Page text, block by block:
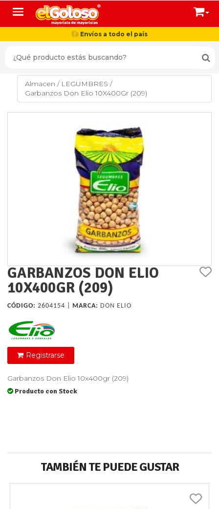
Toggle navigation
Envíos a todo el país
Almacen / LEGUMBRES /
Garbanzos Don Elio 10X400Gr (209)
GARBANZOS DON ELIO
10X400GR (209)
CÓDIGO: 2604154 | MARCA: DON ELIO
Registrarse
Garbanzos Don Elio 10x400gr (209)
Producto con Stock
TAMBIÉN TE PUEDE GUSTAR